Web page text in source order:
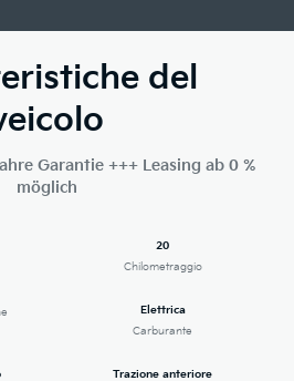
del
Garantie +++ Leasing ab 0 %
möglich
20
Chilometraggio
Elettrica
Carburante
Trazione anteriore